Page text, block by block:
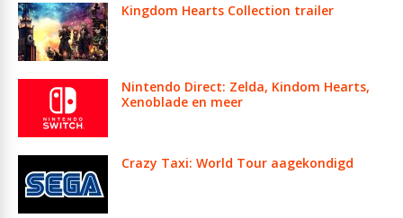
Kingdom Hearts Collection trailer
Nintendo Direct: Zelda, Kindom Hearts,
Xenoblade en meer
Crazy Taxi: World Tour aagekondigd